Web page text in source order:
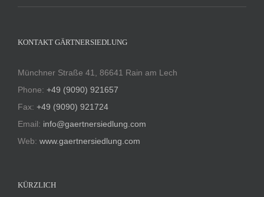
KONTAKT GÄRTNERSIEDLUNG
Münchner Straße 41, 86641 Rain am Lech
Phone: +49 (9090) 921657
Fax: +49 (9090) 921724
Email: info@gaertnersiedlung.com
Web: www.gaertnersiedlung.com
KÜRZLICH